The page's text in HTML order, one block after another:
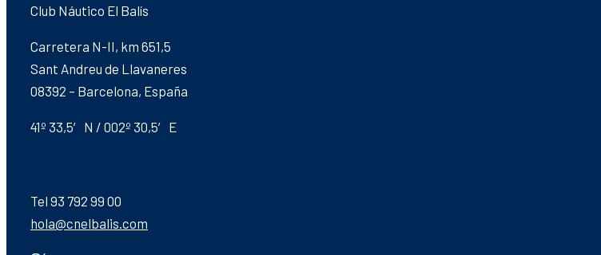
Club Náutico El Balís
Carretera N-II, km 651,5
Sant Andreu de Llavaneres
08392 – Barcelona, España
41º 33,5′ N / 002º 30,5′ E
Tel 93 792 99 00
hola@cnelbalis.com